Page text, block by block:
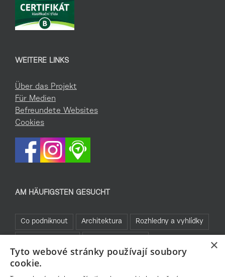
WEITERE LINKS
Über das Projekt
Für Medien
Befreundete Websites
Cookies
AM HÄUFIGSTEN GESUCHT
Co podniknout Architektura Rozhledny a vyhlídky
Praktické informace Cyklistika
×
Tyto webové stránky používají soubory
cookie.